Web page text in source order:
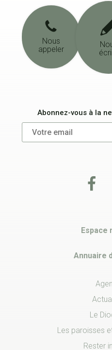
Nous
appeler
Abonnez-vous à la
Espace
Annuaire
Le
Les paroisses
Rester